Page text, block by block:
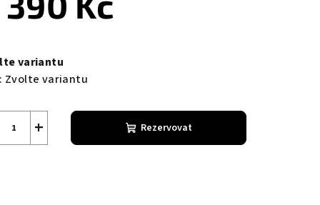
variantu
Zvolte variantu
+ Rezervovat